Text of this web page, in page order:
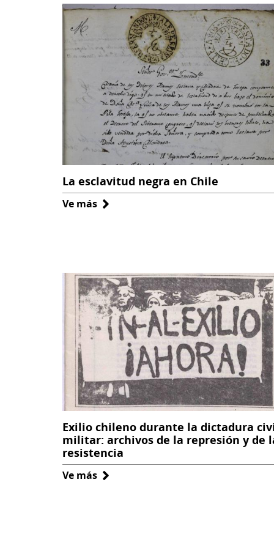
secundarias
La esclavitud negra en Chile
Ve más sobre
Chile
Exilio chileno durante la dictadura
militar: archivos de la represión y de
resistencia
Ve más sobre